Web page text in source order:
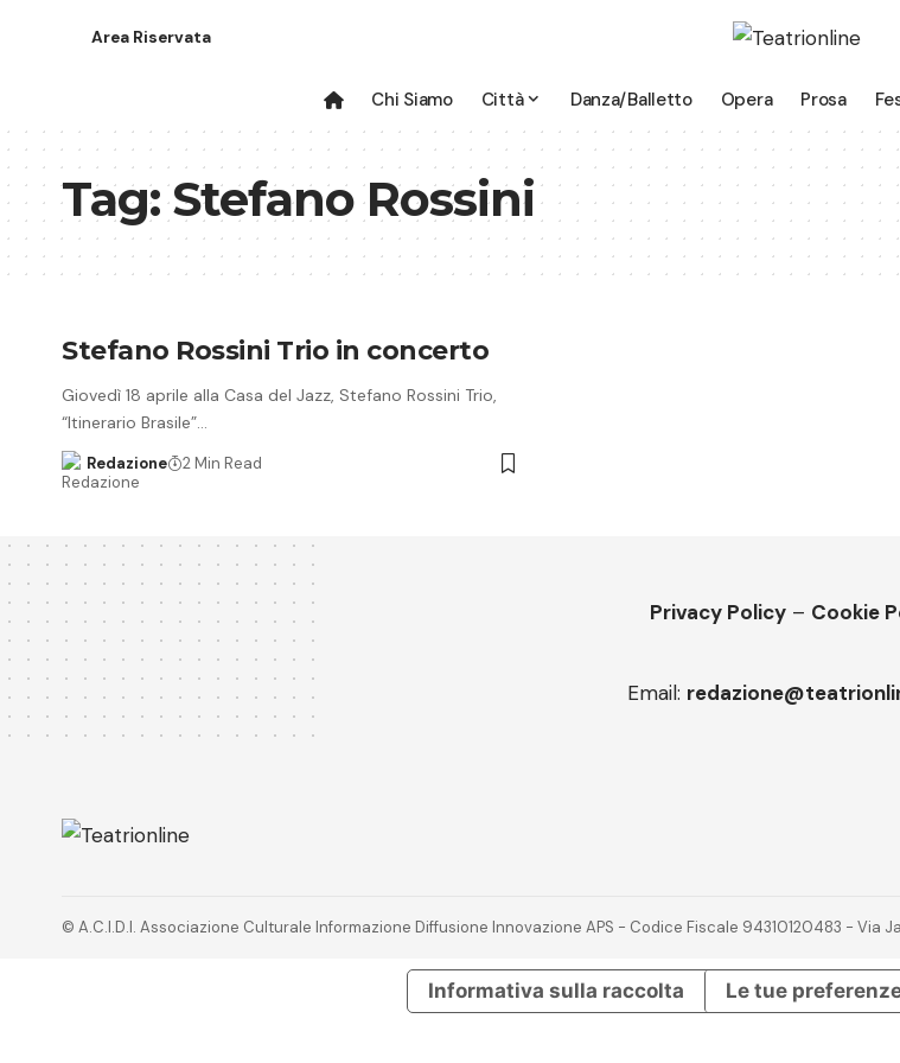
Area Riservata
Chi Siamo Città Danza/Balletto Opera Prosa
Tag:Stefano Rossini
Stefano Rossini Trio in concerto
Giovedì 18 aprile alla Casa del Jazz, Stefano Rossini Trio,
“Itinerario Brasile”…
Redazione 2 Min Read
Privacy Policy – Cookie
Email:
© A.C.I.D.I. Associazione Culturale Informazione Diffusione Innovazione APS - Codice Fiscale 94310120483 - Via
Informativa sulla raccolta Le tue